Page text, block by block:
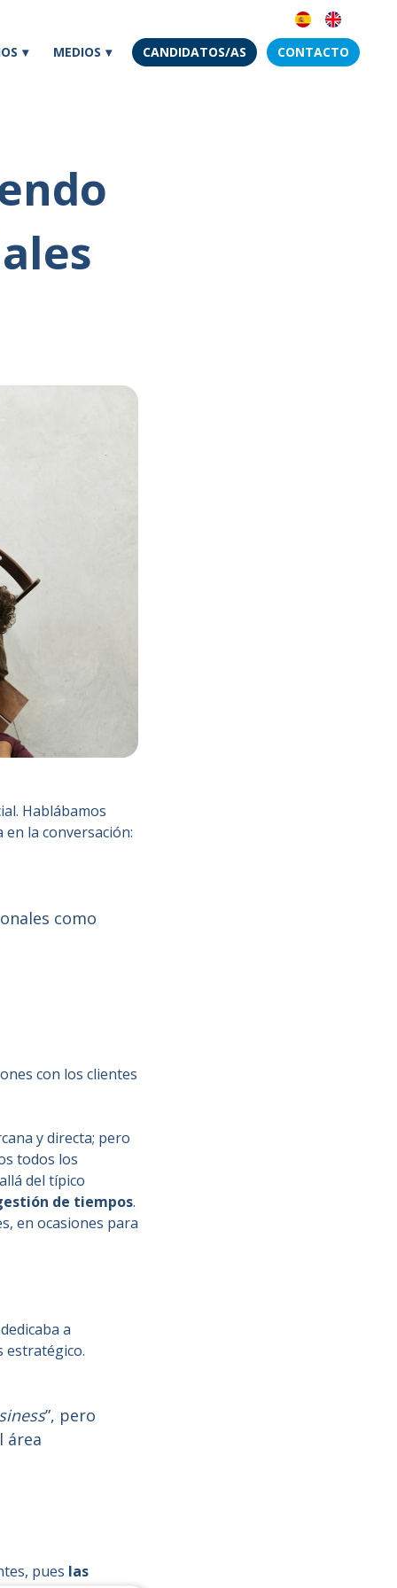
MEDIOS CANDIDATOS/AS CONTACTO
Hablábamos
la conversación:
como
con los clientes
y directa; pero
todos los
del típico
de tiempos.
en ocasiones para
a
estratégico.
”, pero
área
pues las